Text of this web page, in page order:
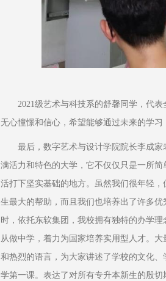
2021级艺术与科技系的舒馨同学，代
无心憧憬和信心，希望能够通过未来的学
最后，数字艺术与设计学院院长李成
满活力和特色的大学，它不仅仅只是一所
活打下坚实基础的地方。虽然我们很年轻
生最大的帮助，而且我们也培养出了许多
时，依托东软集团，我校拥有独特的办学
从做中学，着力为国家培养实用型人才。
和热烈的语言，为大家讲述了学校的文化
学第一课。表达了对所有专升本新生的殷